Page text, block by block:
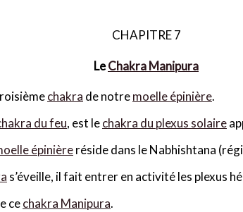
CHAPITRE 7
LeChakra Manipura
chakra de notremoelle épinière.
du feu, est lechakra du plexus solaire
épinièreréside dans le Nabhishtana
s’éveille, il fait entrer en activité les plexus
cechakra Manipura.